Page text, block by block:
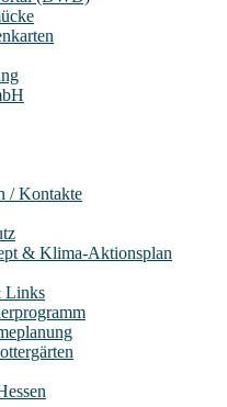
/ Kontakte
& Klima-Aktionsplan
Links